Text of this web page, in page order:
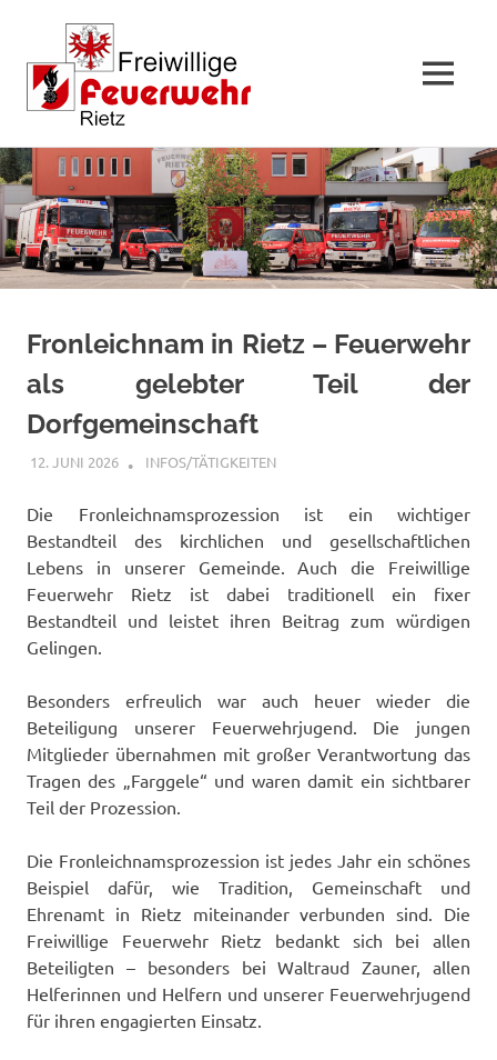
Zum
Inhalt
springen
MENÜ
Fronleichnam in Rietz – Feuerwehr
als gelebter Teil der
Dorfgemeinschaft
12. JUNI 2026 FFWRIETZ
INFOS/TÄTIGKEITEN
Die Fronleichnamsprozession ist ein wichtiger
Bestandteil des kirchlichen und gesellschaftlichen
Lebens in unserer Gemeinde. Auch die Freiwillige
Feuerwehr Rietz ist dabei traditionell ein fixer
Bestandteil und leistet ihren Beitrag zum würdigen
Gelingen.
Besonders erfreulich war auch heuer wieder die
Beteiligung unserer Feuerwehrjugend. Die jungen
Mitglieder übernahmen mit großer Verantwortung das
Tragen des „Farggele“ und waren damit ein sichtbarer
Teil der Prozession.
Die Fronleichnamsprozession ist jedes Jahr ein schönes
Beispiel dafür, wie Tradition, Gemeinschaft und
Ehrenamt in Rietz miteinander verbunden sind. Die
Freiwillige Feuerwehr Rietz bedankt sich bei allen
Beteiligten – besonders bei Waltraud Zauner, allen
Helferinnen und Helfern und unserer Feuerwehrjugend
für ihren engagierten Einsatz.